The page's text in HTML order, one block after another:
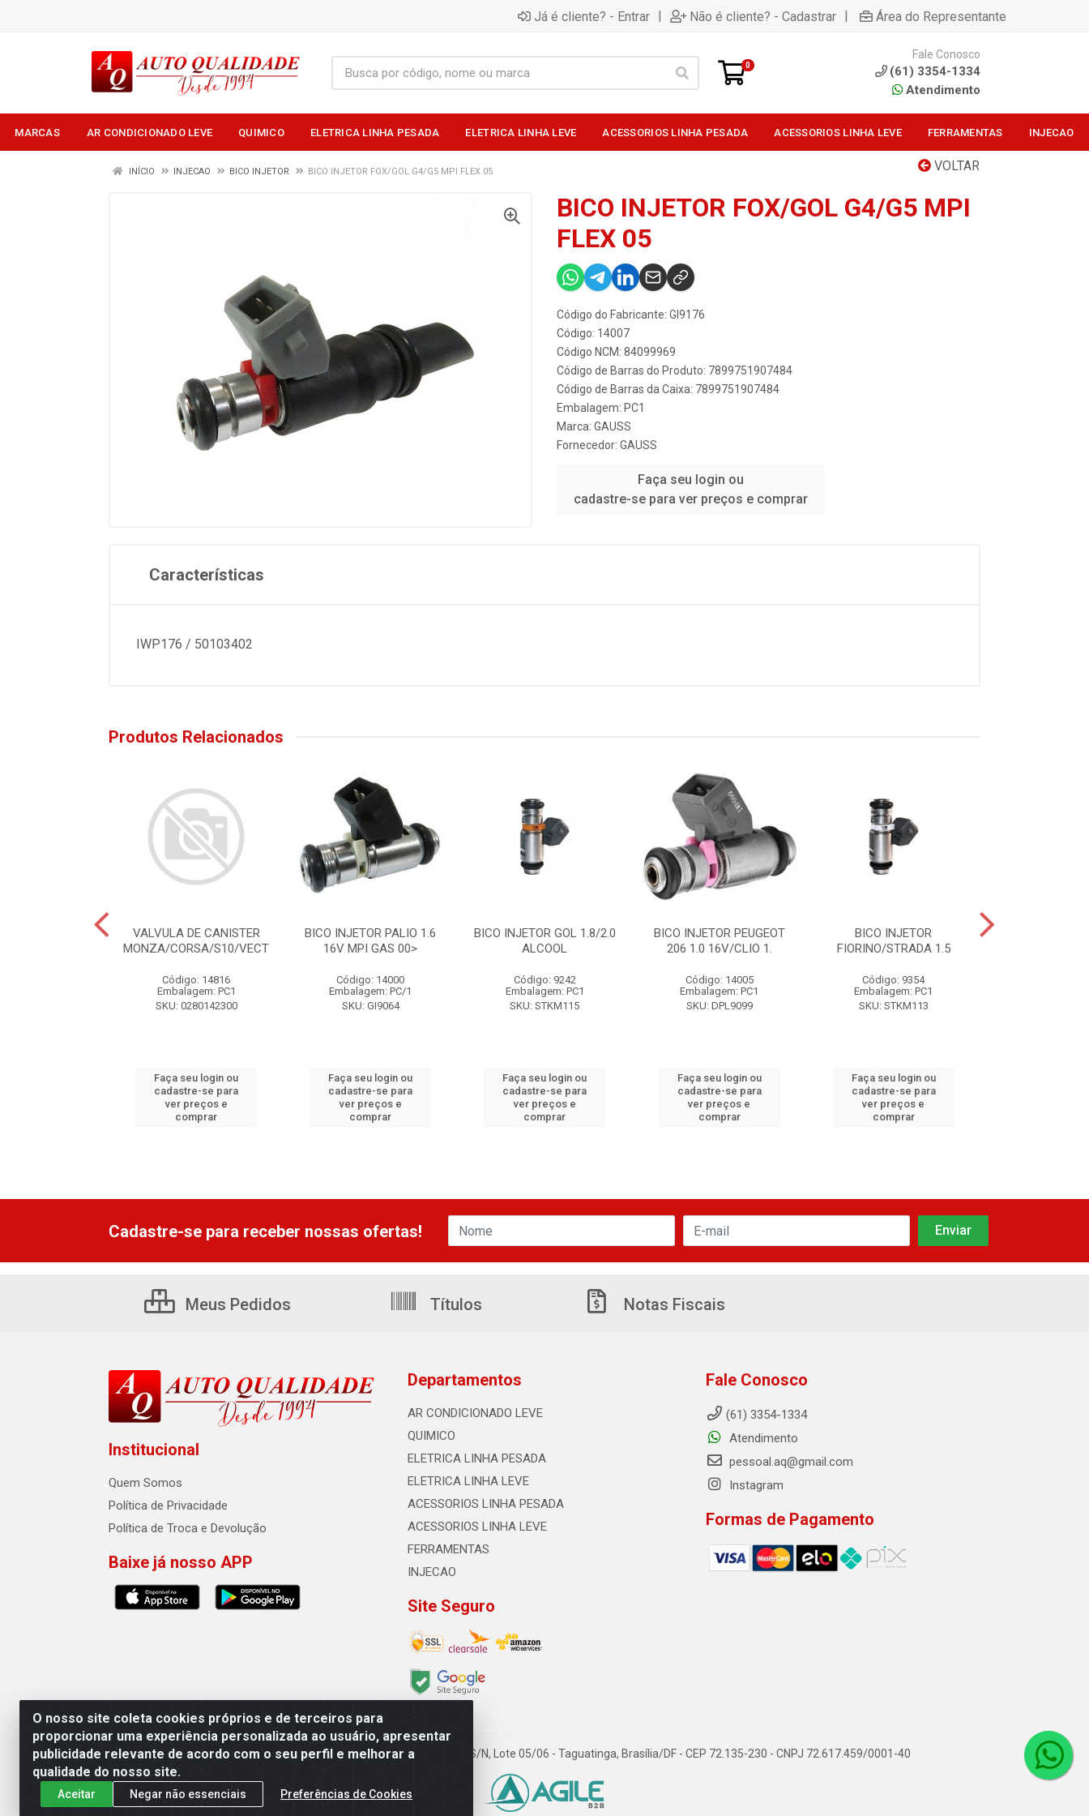
Já é cliente? - Entrar | Não é cliente? - Cadastrar | Área do Representante
0
Fale Conosco
(61) 3354-1334
Atendimento
MARCAS AR CONDICIONADO LEVE QUIMICO ELETRICA LINHA PESADA ELETRICA LINHA LEVE ACESSORIOS LINHA PESADA ACESSORIOS LINHA LEVE FERRAMENTAS INJECAO
VOLTAR
INÍCIO INJECAO BICO INJETOR BICO INJETOR FOX/GOL G4/G5 MPI FLEX 05
BICO INJETOR FOX/GOL G4/G5 MPI
FLEX 05
Código do Fabricante: GI9176
Código: 14007
Código NCM: 84099969
Código de Barras do Produto: 7899751907484
Código de Barras da Caixa: 7899751907484
Embalagem: PC1
Marca: GAUSS
Fornecedor: GAUSS
Faça seu login ou
cadastre-se para ver preços e comprar
Características
IWP176 / 50103402
Produtos Relacionados
VALVULA DE CANISTER
MONZA/CORSA/S10/VECT
Código: 14816
Embalagem: PC1
SKU: 0280142300
Faça seu login ou
cadastre-se para
ver preços e
comprar
BICO INJETOR PALIO 1.6
16V MPI GAS 00>
Código: 14000
Embalagem: PC/1
SKU: GI9064
Faça seu login ou
cadastre-se para
ver preços e
comprar
BICO INJETOR GOL 1.8/2.0
ALCOOL
Código: 9242
Embalagem: PC1
SKU: STKM115
Faça seu login ou
cadastre-se para
ver preços e
comprar
BICO INJETOR PEUGEOT
206 1.0 16V/CLIO 1.
Código: 14005
Embalagem: PC1
SKU: DPL9099
Faça seu login ou
cadastre-se para
ver preços e
comprar
BICO INJETOR
FIORINO/STRADA 1.5
Código: 9354
Embalagem: PC1
SKU: STKM113
Faça seu login ou
cadastre-se para
ver preços e
comprar
O nosso site coleta cookies próprios e de terceiros para
proporcionar uma experiência personalizada ao usuário, apresentar
publicidade relevante de acordo com o seu perfil e melhorar a
qualidade do nosso site.
Aceitar Negar não essenciais Preferências de Cookies
Cadastre-se para receber nossas ofertas!
Meus Pedidos Títulos Notas Fiscais
Institucional
Quem Somos
Política de Privacidade
Política de Troca e Devolução
Baixe já nosso APP
Departamentos
AR CONDICIONADO LEVE
QUIMICO
ELETRICA LINHA PESADA
ELETRICA LINHA LEVE
ACESSORIOS LINHA PESADA
ACESSORIOS LINHA LEVE
FERRAMENTAS
INJECAO
Site Seguro
Fale Conosco
(61) 3354-1334
Atendimento
pessoal.aq@gmail.com
Instagram
Formas de Pagamento
Auto Qualidade Comercio de Pecas LTDA - Quadra Qi 23, S/N, Lote 05/06 - Taguatinga, Brasília/DF - CEP 72.135-230 - CNPJ 72.617.459/0001-40